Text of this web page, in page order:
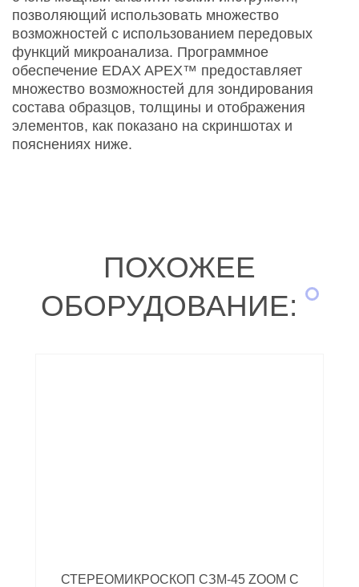
позволяющий использовать множество
возможностей с использованием передовых
функций микроанализа. Программное
обеспечение EDAX APEX™ предоставляет
множество возможностей для зондирования
состава образцов, толщины и отображения
элементов, как показано на скриншотах и
пояснениях ниже.
ПОХОЖЕЕ
ОБОРУДОВАНИЕ:
СТЕРЕОМИКРОСКОП СЗМ-45 ZOOM С